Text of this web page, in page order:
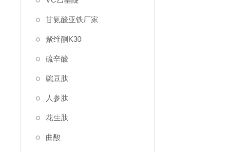
甘氨酸亚铁厂家
聚维酮K30
硫辛酸
豌豆肽
人参肽
花生肽
曲酸